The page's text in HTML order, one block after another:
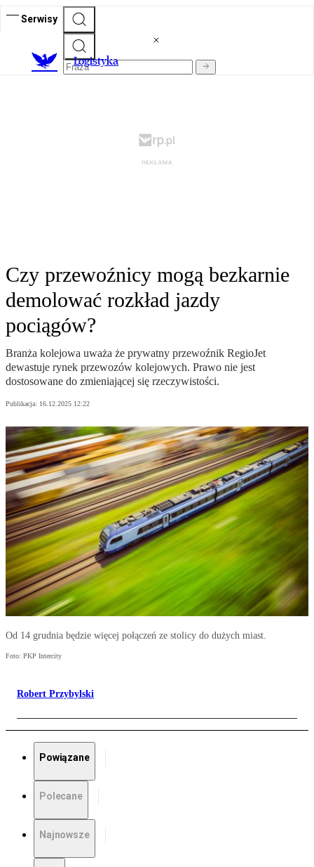
Serwisy
Logistyka
Czy przewoźnicy mogą bezkarnie
demolować rozkład jazdy
pociągów?
Branża kolejowa uważa że prywatny przewoźnik RegioJet
dewastuje rynek przewozów kolejowych. Prawo nie jest
dostosowane do zmieniającej się rzeczywistości.
Publikacja: 16.12.2025 12:22
Od 14 grudnia będzie więcej połączeń ze stolicy do dużych miast.
Foto: PKP Intercity
Robert Przybylski
Powiązane
Polecane
Najnowsze